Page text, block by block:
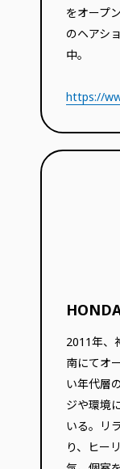
をオープ
のヘアシ
中。
https://
2011年、
南にてオ
い年代層
ジや環境
いる。リ
り、ヒー